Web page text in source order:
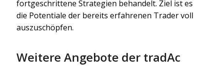
fortgeschrittene Strategien behandelt. Ziel ist es
die Potentiale der bereits erfahrenen Trader voll
auszuschöpfen.
Weitere Angebote der tradAc